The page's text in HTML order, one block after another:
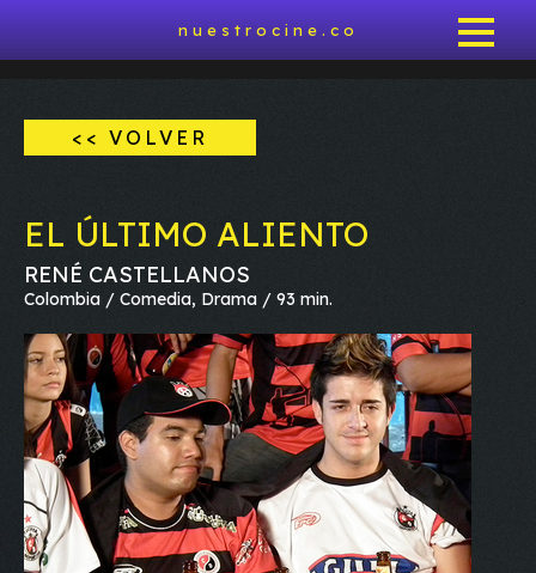
nuestrocine.co
<< VOLVER
EL ÚLTIMO ALIENTO
RENÉ CASTELLANOS
Colombia / Comedia, Drama / 93 min.